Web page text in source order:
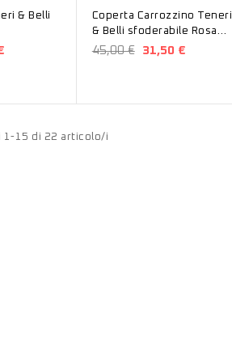
& Belli
Coperta Carrozzino Teneri
& Belli sfoderabile Rosa
TC156
45,00 € 31,50 €
1-15 di 22 articolo/i